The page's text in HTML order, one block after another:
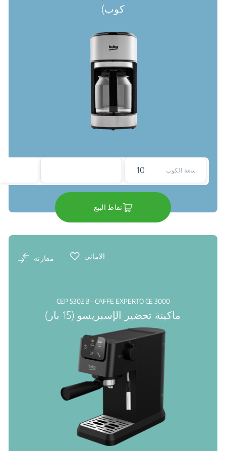
كوب)
سعة الكوب 10
نقاط البيع
الاماني مقارنه
CEP 5302 B - CAFFE EXPERTO CE 3000
ماكينة تحضير الإسبريسو (15 بار)